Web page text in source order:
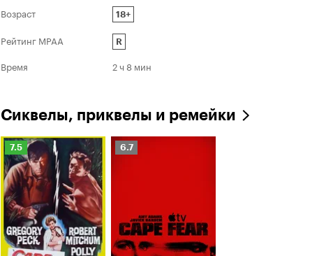
Возраст
18+
Рейтинг MPAA R
Время 2 ч 8 мин
Сиквелы, приквелы и ремейки
Рейтинг
Кинопоиска
7.5
7.5
Рейтинг
6.7